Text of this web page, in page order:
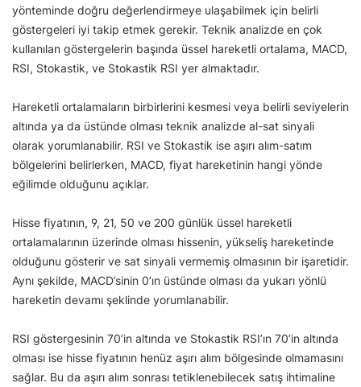
yönteminde doğru değerlendirmeye ulaşabilmek için belirli
göstergeleri iyi takip etmek gerekir. Teknik analizde en çok
kullanılan göstergelerin başında üssel hareketli ortalama, MACD,
RSI, Stokastik, ve Stokastik RSI yer almaktadır.
Hareketli ortalamaların birbirlerini kesmesi veya belirli seviyelerin
altında ya da üstünde olması teknik analizde al-sat sinyali
olarak yorumlanabilir. RSI ve Stokastik ise aşırı alım-satım
bölgelerini belirlerken, MACD, fiyat hareketinin hangi yönde
eğilimde olduğunu açıklar.
Hisse fiyatının, 9, 21, 50 ve 200 günlük üssel hareketli
ortalamalarının üzerinde olması hissenin, yükseliş hareketinde
olduğunu gösterir ve sat sinyali vermemiş olmasının bir işaretidir.
Aynı şekilde, MACD’sinin 0’ın üstünde olması da yukarı yönlü
hareketin devamı şeklinde yorumlanabilir.
RSI göstergesinin 70’in altında ve Stokastik RSI’ın 70’in altında
olması ise hisse fiyatının henüz aşırı alım bölgesinde olmamasını
sağlar. Bu da aşırı alım sonrası tetiklenebilecek satış ihtimaline